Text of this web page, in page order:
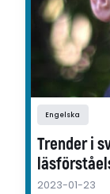
Engelska
Trender i
2023-01-23